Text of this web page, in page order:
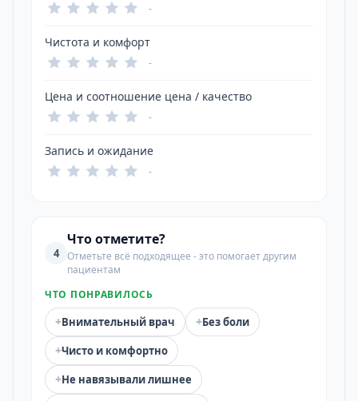
-
Чистота и комфорт
-
Цена и соотношение цена / качество
-
Запись и ожидание
-
4
Что отметите?
Отметьте всё подходящее - это помогает другим
пациентам
ЧТО ПОНРАВИЛОСЬ
+Внимательный врач +Без боли
+Чисто и комфортно
+Не навязывали лишнее